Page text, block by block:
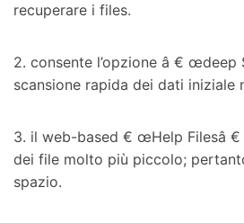
recuperare i files.
2. consente l’opzione â € œdeep
scansione rapida dei dati iniziale
3. il web-based € œHelp Filesâ €
dei file molto più piccolo;
spazio.